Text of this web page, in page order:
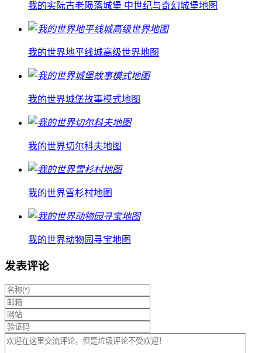
我的实际古老陨落城堡 中世纪与奇幻城堡地图
我的世界地平线城高级世界地图
我的世界城堡故事模式地图
我的世界切尔科夫地图
我的世界雪杉村地图
我的世界动物园寻宝地图
发表评论